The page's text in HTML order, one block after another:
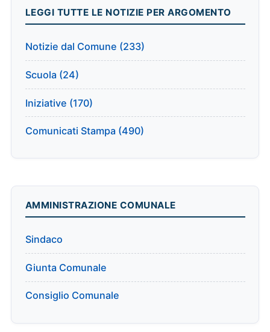
LEGGI TUTTE LE NOTIZIE PER ARGOMENTO
Notizie dal Comune (233)
Scuola (24)
Iniziative (170)
Comunicati Stampa (490)
AMMINISTRAZIONE COMUNALE
Sindaco
Giunta Comunale
Consiglio Comunale